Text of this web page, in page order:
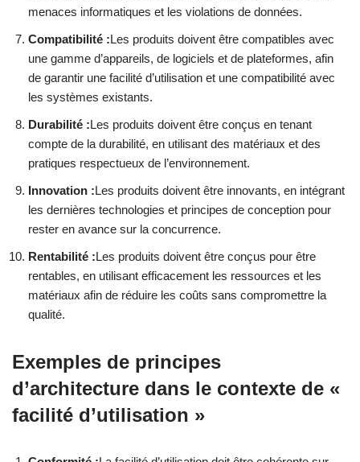
menaces informatiques et les violations de données.
Compatibilité :Les produits doivent être compatibles avec
une gamme d’appareils, de logiciels et de plateformes, afin
de garantir une facilité d’utilisation et une compatibilité avec
les systèmes existants.
Durabilité :Les produits doivent être conçus en tenant
compte de la durabilité, en utilisant des matériaux et des
pratiques respectueux de l’environnement.
Innovation :Les produits doivent être innovants, en intégrant
les dernières technologies et principes de conception pour
rester en avance sur la concurrence.
Rentabilité :Les produits doivent être conçus pour être
rentables, en utilisant efficacement les ressources et les
matériaux afin de réduire les coûts sans compromettre la
qualité.
Exemples de principes
d’architecture dans le contexte de «
facilité d’utilisation »